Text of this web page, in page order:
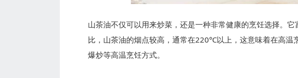
山茶油不仅可以用来炒菜，还是一种非常健康的烹饪选择。
比，山茶油的烟点较高，通常在220°C以上，这意味着在高温
爆炒等高温烹饪方式。